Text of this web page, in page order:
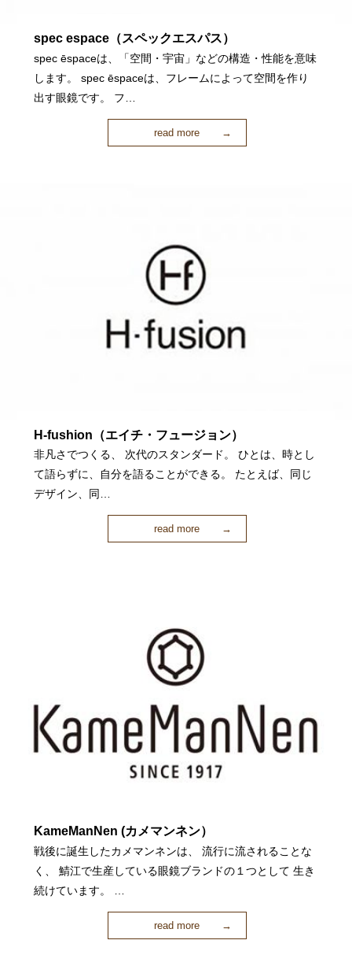
spec espace（スペックエスパス）
spec ēspaceは、「空間・宇宙」などの構造・性能を意味
します。 spec ēspaceは、フレームによって空間を作り
出す眼鏡です。 フ…
read more
H-fushion（エイチ・フュージョン）
非凡さでつくる、 次代のスタンダード。 ひとは、時とし
て語らずに、自分を語ることができる。 たとえば、同じ
デザイン、同…
read more
KameManNen (カメマンネン）
戦後に誕生したカメマンネンは、 流行に流されることな
く、 鯖江で生産している眼鏡ブランドの１つとして 生き
続けています。 …
read more